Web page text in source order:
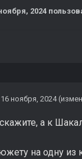
2024
16 ноября, 2024
а к
на одну из